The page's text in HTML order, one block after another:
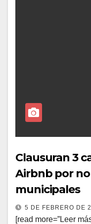
Clausuran 3
Airbnb por
municipales
5 DE FEBRERO DE
[read more=”Leer